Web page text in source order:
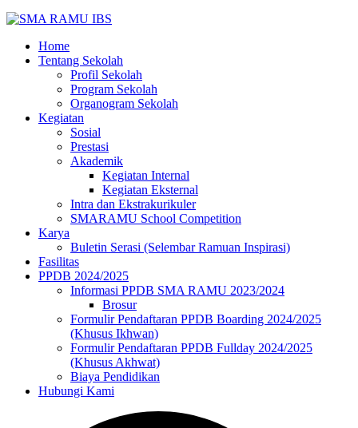
Home
Tentang Sekolah
Profil Sekolah
Program Sekolah
Organogram Sekolah
Kegiatan
Sosial
Prestasi
Akademik
Kegiatan Internal
Kegiatan Eksternal
Intra dan Ekstrakurikuler
SMARAMU School Competition
Karya
Buletin Serasi (Selembar Ramuan Inspirasi)
Fasilitas
PPDB 2024/2025
Informasi PPDB SMA RAMU 2023/2024
Brosur
Formulir Pendaftaran PPDB Boarding 2024/2025
(Khusus Ikhwan)
Formulir Pendaftaran PPDB Fullday 2024/2025
(Khusus Akhwat)
Biaya Pendidikan
Hubungi Kami